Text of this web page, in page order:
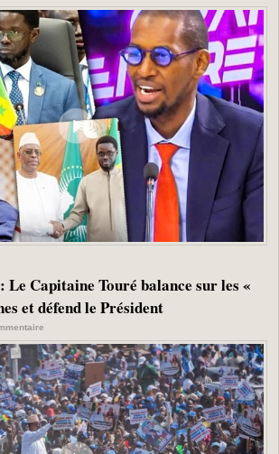
Le Capitaine Touré balance sur les «
et défend le Président